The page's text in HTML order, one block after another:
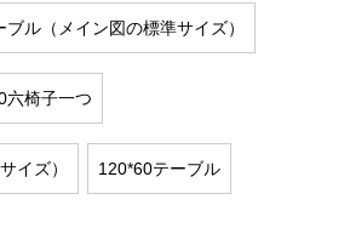
ル（メイン図の標準サイズ）
六椅子一つ
イズ） 120*60テーブル